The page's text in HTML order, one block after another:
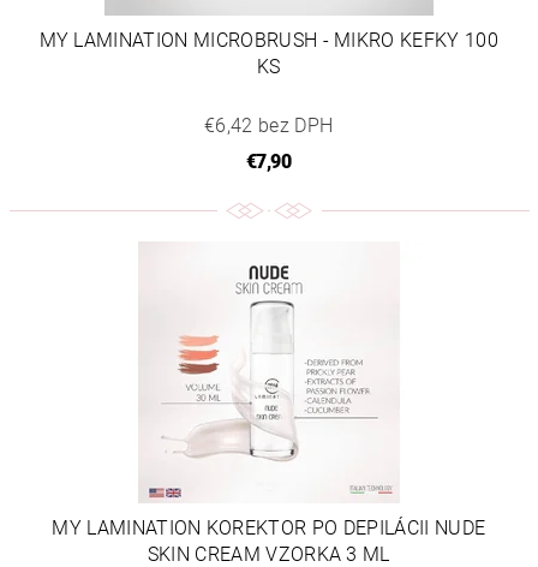
MY LAMINATION MICROBRUSH - MIKRO KEFKY 100
KS
€6,42 bez DPH
€7,90
MY LAMINATION KOREKTOR PO DEPILÁCII NUDE
SKIN CREAM VZORKA 3 ML